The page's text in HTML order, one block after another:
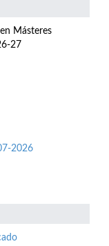
Másteres
27
2026